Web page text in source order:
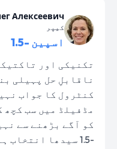
Алексеевич
کیپر
اسپین -1.5
تکنیکی اور
ناقابلِ حل پہیلی
مڈفیلڈ میں سب کچھ
کو آگے بڑھنے سے
-1.5 سیدھا انتخاب ہے۔